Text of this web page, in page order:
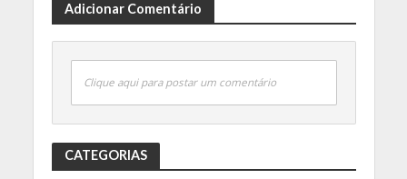
Adicionar Comentário
Clique aqui para postar um comentário
CATEGORIAS